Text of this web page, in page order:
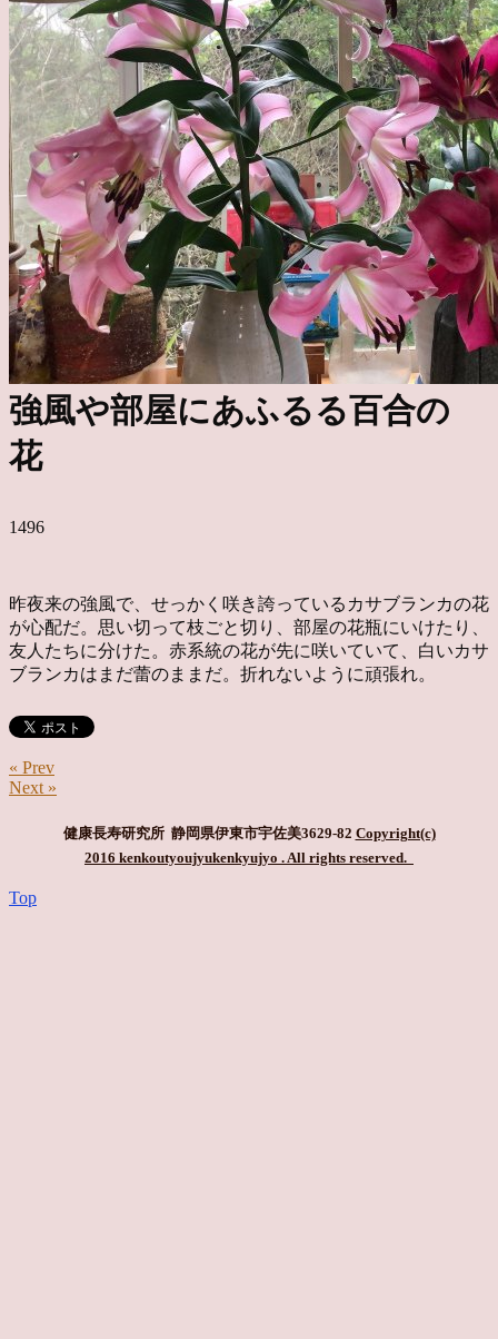
強風や部屋にあふるる百合の
花
1496
昨夜来の強風で、せっかく咲き誇っているカサブランカの花
が心配だ。思い切って枝ごと切り、部屋の花瓶にいけたり、
友人たちに分けた。赤系統の花が先に咲いていて、白いカサ
ブランカはまだ蕾のままだ。折れないように頑張れ。
« Prev
Next »
健康長寿研究所 静岡県伊東市宇佐美3629-82 Copyright(c)
2016 kenkoutyoujyukenkyujyo . All rights reserved.
Top